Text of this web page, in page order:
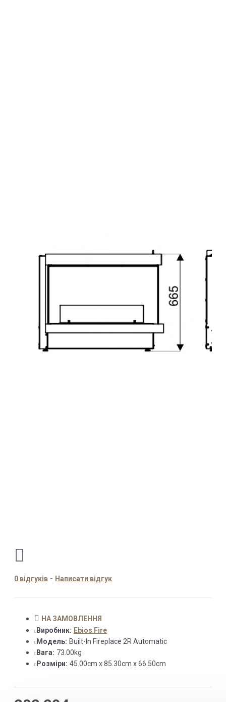
0 відгуків - Написати відгук
НА ЗАМОВЛЕННЯ
Виробник: Ebios Fire
Модель: Built-In Fireplace 2R Automatic
Вага: 73.00kg
Розміри: 45.00cm x 85.30cm x 66.50cm